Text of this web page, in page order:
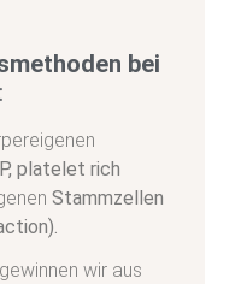
bei
:
platelet rich
Stammzellen
gewinnen wir aus